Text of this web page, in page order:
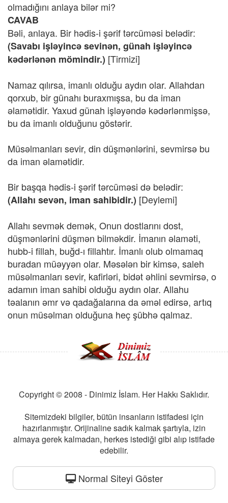
olmadığını anlaya bilər mi?
CAVAB
Bəli, anlaya. Bir hədis-i şərif tərcüməsi belədir:
(Savabı işləyincə sevinən, günah işləyincə
kədərlənən mömindir.) [Tirmizi]
Namaz qılırsa, imanlı olduğu aydın olar. Allahdan
qorxub, bir günahı buraxmışsa, bu da iman
əlamətidir. Yaxud günah işləyəndə kədərlənmişsə,
bu da imanlı olduğunu göstərir.
Müsəlmanları sevir, din düşmənlərini, sevmirsə bu
da iman əlamətidir.
Bir başqa hədis-i şərif tərcüməsi də belədir:
(Allahı sevən, iman sahibidir.) [Deylemi]
Allahı sevmək demək, Onun dostlarını dost,
düşmənlərini düşmən bilməkdir. İmanın əlaməti,
hubb-i fillah, buğd-ı fillahtır. İmanlı olub olmamaq
buradan müəyyən olar. Məsələn bir kimsə, saleh
müsəlmanları sevir, kafirləri, bidət əhlini sevmirsə, o
adamın iman sahibi olduğu aydın olar. Allahu
təalanın əmr və qadağalarına da əməl edirsə, artıq
onun müsəlman olduğuna heç şübhə qalmaz.
Copyright © 2008 - Dinimiz İslam. Her Hakkı Saklıdır.
Sitemizdeki bilgiler, bütün insanların istifadesi için
hazırlanmıştır. Orijinaline sadık kalmak şartıyla, izin
almaya gerek kalmadan, herkes istediği gibi alıp istifade
edebilir.
Normal Siteyi Göster